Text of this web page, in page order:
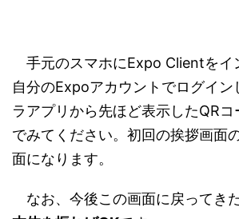
手元のスマホにExpo Clientをイ
自分のExpoアカウントでログイン
ラアプリから先ほど表示したQR
でみてください。初回の挨拶画面
面になります。
なお、今後この画面に戻ってき